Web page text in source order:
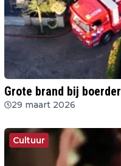
Grote brand bij
29 maart 2026
Cultuur